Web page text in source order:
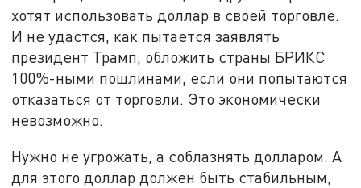
хотят использовать доллар в своей торговле.
И не удастся, как пытается заявлять
президент Трамп, обложить страны БРИКС
100%-ными пошлинами, если они попытаются
отказаться от торговли. Это экономически
невозможно.
Нужно не угрожать, а соблазнять долларом. А
для этого доллар должен быть стабильным,